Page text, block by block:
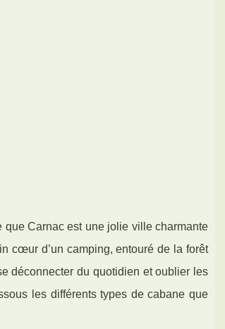
que Carnac est une jolie ville charmante
cœur d’un camping, entouré de la forêt
déconnecter du quotidien et oublier les
les différents types de cabane que